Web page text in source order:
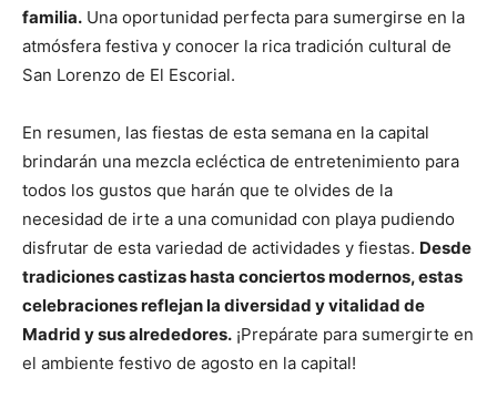
familia. Una oportunidad perfecta para sumergirse en la
atmósfera festiva y conocer la rica tradición cultural de
San Lorenzo de El Escorial.
En resumen, las fiestas de esta semana en la capital
brindarán una mezcla ecléctica de entretenimiento para
todos los gustos que harán que te olvides de la
necesidad de irte a una comunidad con playa pudiendo
disfrutar de esta variedad de actividades y fiestas. Desde
tradiciones castizas hasta conciertos modernos, estas
celebraciones reflejan la diversidad y vitalidad de
Madrid y sus alrededores. ¡Prepárate para sumergirte en
el ambiente festivo de agosto en la capital!